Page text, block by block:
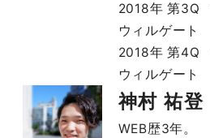
2018年 第
ウィルゲート
2018年 第
ウィルゲート
神村 祐登
WEB歴3年。